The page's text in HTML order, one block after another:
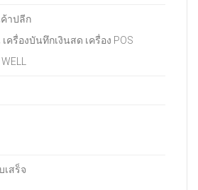
าปลีก
ครื่องบันทึกเงินสด เครื่อง POS
เสร็จ